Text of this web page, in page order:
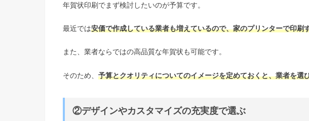
年賀状印刷でまず検討したいのが予算です。
最近では安価で作成している業者も増えているので、家のプリンターで印刷
また、業者ならではの高品質な年賀状も可能です。
そのため、 予算とクオリティについてのイメージを定めておくと、業者を選
②デザインやカスタマイズの充実度で選ぶ